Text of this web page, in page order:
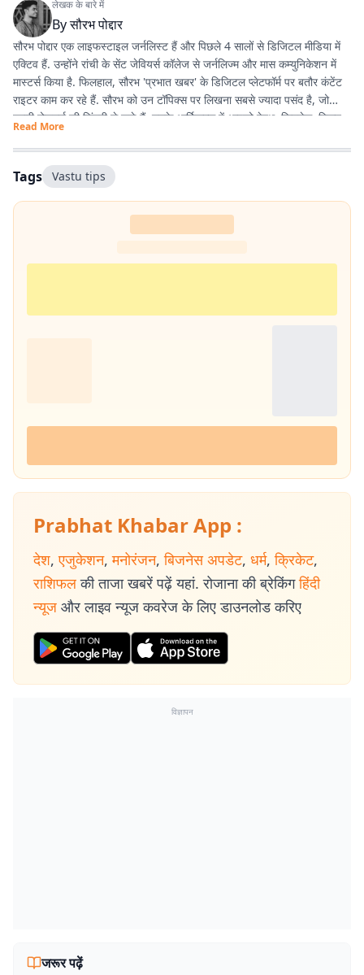
लेखक के बारे में
Byसौरभ पोद्दार
सौरभ पोद्दार एक लाइफस्टाइल जर्नलिस्ट हैं और पिछले 4 सालों से डिजिटल मीडिया में
एक्टिव हैं. उन्होंने रांची के सेंट जेवियर्स कॉलेज से जर्नलिज्म और मास कम्युनिकेशन में
मास्टर्स किया है. फिलहाल, सौरभ 'प्रभात खबर' के डिजिटल प्लेटफॉर्म पर बतौर कंटेंट
राइटर काम कर रहे हैं. सौरभ को उन टॉपिक्स पर लिखना सबसे ज्यादा पसंद है, जो
हमारी रोजमर्रा की जिंदगी से जुड़े हैं. उनके आर्टिकल्स में आपको हेल्थ, फिटनेस, स्किन-
हेयर केयर, पेरेंटिंग, हेल्दी रेसिपीज, घरेलू नुस्खे, रिलेशनशिप और वास्तु शास्त्र जैसी
उपयोगी जानकारियां मिलेंगी. फिटनेस और अच्छी सेहत सौरभ की निजी जिंदगी का भी
अहम हिस्सा हैं. वे जिन विषयों पर लिखते हैं, उन्हें अपनी रूटीन में फॉलो भी करते हैं.
उनका मानना है कि जब आप किसी चीज को खुद एक्सपीरियंस करते हैं, तभी दूसरों तक
सही और प्रैक्टिकल जानकारी पहुंचा सकते हैं. उनकी हमेशा यही कोशिश रहती है कि वे
SEO-फ्रेंडली होते हैं.
Read More
Tags Vastu tips
Prabhat Khabar App :
देश, एजुकेशन, मनोरंजन, बिजनेस अपडेट, धर्म, क्रिकेट,
राशिफल की ताजा खबरें पढ़ें यहां. रोजाना की ब्रेकिंग हिंदी
न्यूज और लाइव न्यूज कवरेज के लिए डाउनलोड करिए
विज्ञापन
जरूर पढ़ें